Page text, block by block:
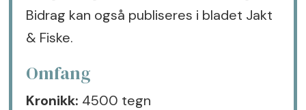
Bidrag kan også publiseres i bladet Jakt
& Fiske.
Omfang
Kronikk: 4500 tegn